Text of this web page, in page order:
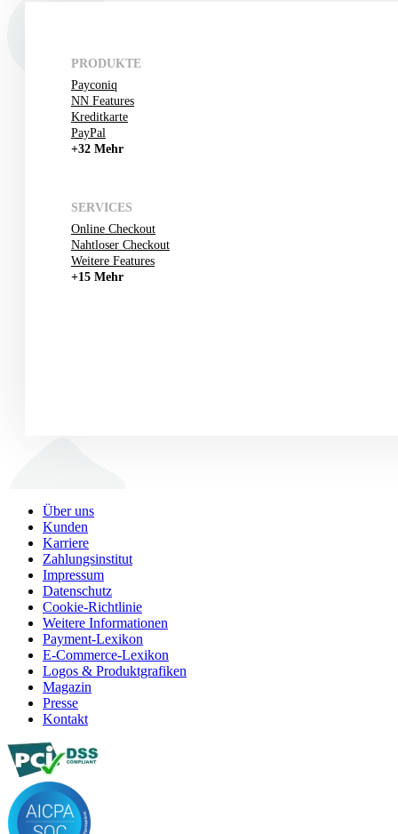
PRODUKTE
Payconiq
NN Features
Kreditkarte
PayPal
+32 Mehr
SERVICES
Online Checkout
Nahtloser Checkout
Weitere Features
+15 Mehr
Über uns
Kunden
Karriere
Zahlungsinstitut
Impressum
Datenschutz
Cookie-Richtlinie
Weitere Informationen
Payment-Lexikon
E-Commerce-Lexikon
Logos & Produktgrafiken
Magazin
Presse
Kontakt